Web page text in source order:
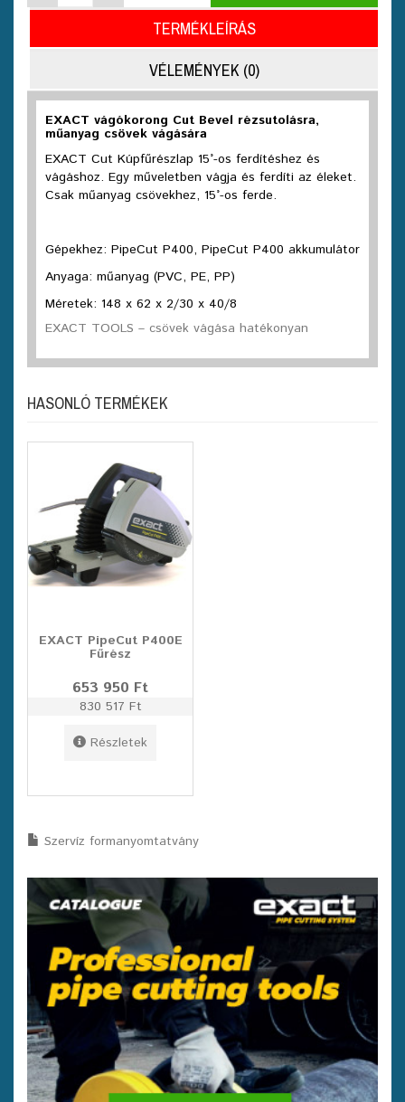
TERMÉKLEÍRÁS
VÉLEMÉNYEK (0)
EXACT vágókorong Cut Bevel rézsutolásra,
műanyag csövek vágására
EXACT Cut Kúpfűrészlap 15°-os ferdítéshez és
vágáshoz. Egy műveletben vágja és ferdíti az éleket.
Csak műanyag csövekhez, 15°-os ferde.
Gépekhez: PipeCut P400, PipeCut P400 akkumulátor
Anyaga: műanyag (PVC, PE, PP)
Méretek: 148 x 62 x 2/30 x 40/8
EXACT TOOLS – csövek vágása hatékonyan
HASONLÓ TERMÉKEK
EXACT PipeCut P400E
Fűrész
653 950 Ft
830 517 Ft
Részletek
Szervíz formanyomtatvány